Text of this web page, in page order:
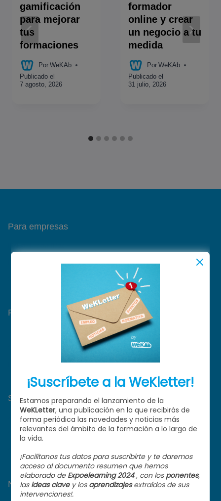
gamificación
para mejorar
tus
formaciones
Por WeKAb
Publicado el
7 agosto, 2026
formador
online y crear
un negocio a tu
medida
Por WeKAb
Publicado el
31 julio, 2026
Para empresas
Publicación de ofertas
Para candidatos
Reputación profesional
Sobre WeKAb
¿Qué hacemos?
Centro de ayuda
Nuestros proyectos